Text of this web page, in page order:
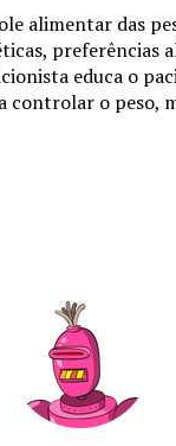
das
preferências
educa o
o peso,